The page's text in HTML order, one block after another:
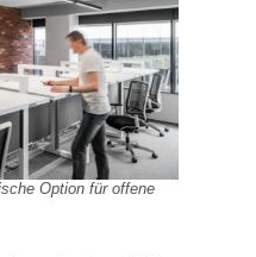
Option für offene